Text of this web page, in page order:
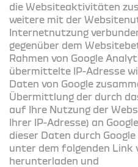
die Websiteaktivitäten
weitere mit der
Internetnutzung
gegenüber dem
Rahmen von Google
übermittelte IP-Adresse
Daten von Google
Übermittlung der durch
auf Ihre Nutzung der
Ihrer IP-Adresse) an
dieser Daten durch
unter dem folgenden Link
herunterladen und